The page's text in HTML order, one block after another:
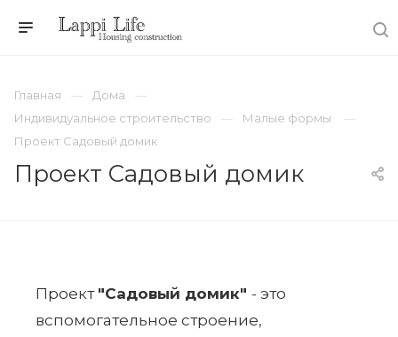
Главная
Дома
Индивидуальное строительство
Малые формы
Проект Садовый домик
Проект Садовый домик
Проект "Садовый домик" - это
вспомогательное строение,